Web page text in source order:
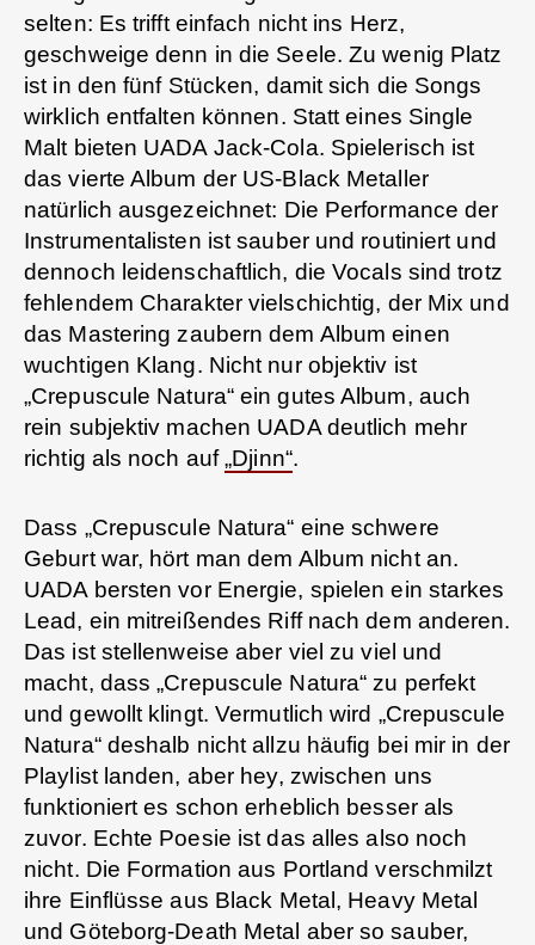
selten: Es trifft einfach nicht ins Herz,
geschweige denn in die Seele. Zu wenig Platz
ist in den fünf Stücken, damit sich die Songs
wirklich entfalten können. Statt eines Single
Malt bieten UADA Jack-Cola. Spielerisch ist
das vierte Album der US-Black Metaller
natürlich ausgezeichnet: Die Performance der
Instrumentalisten ist sauber und routiniert und
dennoch leidenschaftlich, die Vocals sind trotz
fehlendem Charakter vielschichtig, der Mix und
das Mastering zaubern dem Album einen
wuchtigen Klang. Nicht nur objektiv ist
„Crepuscule Natura“ ein gutes Album, auch
rein subjektiv machen UADA deutlich mehr
richtig als noch auf„Djinn“.
Dass „Crepuscule Natura“ eine schwere
Geburt war, hört man dem Album nicht an.
UADA bersten vor Energie, spielen ein starkes
Lead, ein mitreißendes Riff nach dem anderen.
Das ist stellenweise aber viel zu viel und
macht, dass „Crepuscule Natura“ zu perfekt
und gewollt klingt. Vermutlich wird „Crepuscule
Natura“ deshalb nicht allzu häufig bei mir in der
Playlist landen, aber hey, zwischen uns
funktioniert es schon erheblich besser als
zuvor. Echte Poesie ist das alles also noch
nicht. Die Formation aus Portland verschmilzt
ihre Einflüsse aus Black Metal, Heavy Metal
und Göteborg-Death Metal aber so sauber,